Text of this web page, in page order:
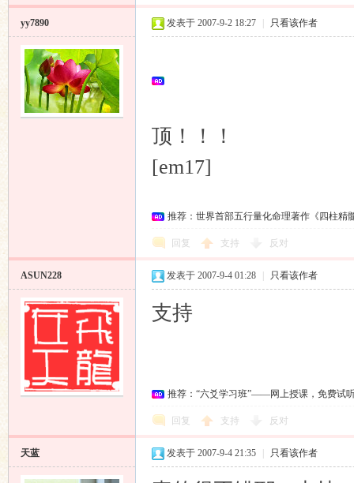
yy7890 发表于 2007-9-2 18:27 只看该作者
顶！！！
[em17]
推荐：世界首部五行量化命理著作《四柱精
回复 支持 反对
ASUN228 发表于 2007-9-4 01:28 只看该作者
支持
推荐：“六爻学习班”——网上授课，免费试
回复 支持 反对
天蓝 发表于 2007-9-4 21:35 只看该作者